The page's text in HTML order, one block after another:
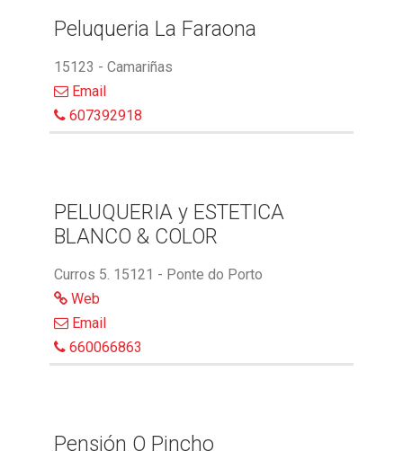
Peluqueria La Faraona
15123 - Camariñas
Email
607392918
PELUQUERIA y ESTETICA
BLANCO & COLOR
Curros 5. 15121 - Ponte do Porto
Web
Email
660066863
Pensión O Pincho